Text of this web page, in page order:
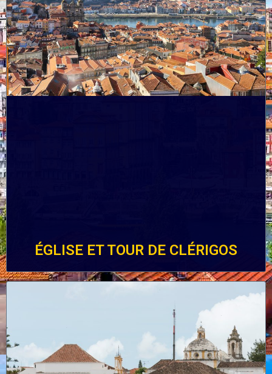
ÉGLISE ET TOUR DE CLÉRIGOS